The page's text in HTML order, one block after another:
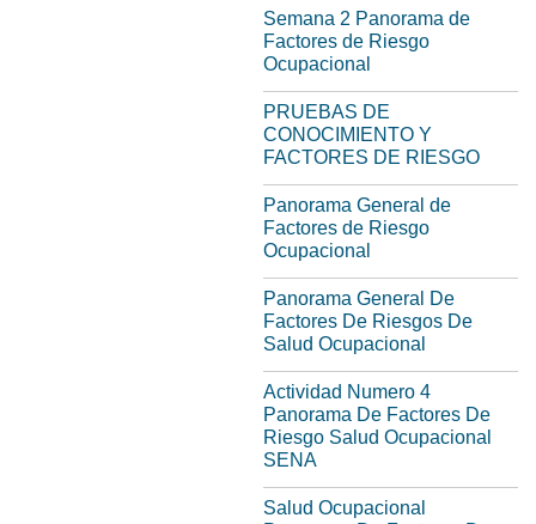
Semana 2 Panorama de
Factores de Riesgo
Ocupacional
PRUEBAS DE
CONOCIMIENTO Y
FACTORES DE RIESGO
Panorama General de
Factores de Riesgo
Ocupacional
Panorama General De
Factores De Riesgos De
Salud Ocupacional
Actividad Numero 4
Panorama De Factores De
Riesgo Salud Ocupacional
SENA
Salud Ocupacional